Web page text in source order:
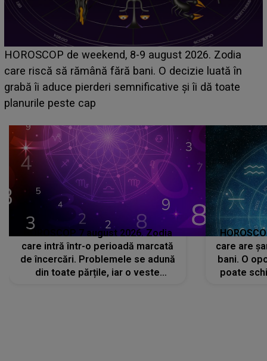
Emanuel a ținut ACEST DETALIU ASCUNS până
acum! În fața Alexandrei, concurentul din Casa Iubirii
face o MĂRTURISIRE NEAȘTEPTATĂ despre mama
sa: "I-am spus și ei în față, eu nu te iubesc pentru
HOROSCOP 7 august 2026. Zodia
care intră într-o perioadă marcată
de încercări. Problemele se adună
din toate părțile, iar o veste
care are
bani. O
poate